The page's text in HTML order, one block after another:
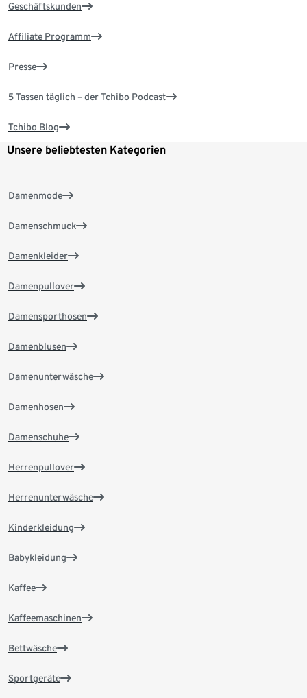
Geschäftskunden
Affiliate Programm
Presse
5 Tassen täglich – der Tchibo Podcast
Tchibo Blog
Unsere beliebtesten Kategorien
Damenmode
Damenschmuck
Damenkleider
Damenpullover
Damensporthosen
Damenblusen
Damenunterwäsche
Damenhosen
Damenschuhe
Herrenpullover
Herrenunterwäsche
Kinderkleidung
Babykleidung
Kaffee
Kaffeemaschinen
Bettwäsche
Sportgeräte